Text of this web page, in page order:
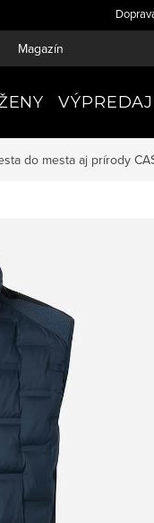
Magazín
VÝPREDAJ
do mesta aj prírody